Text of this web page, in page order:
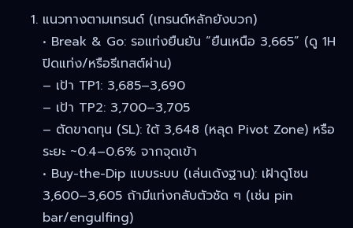
แนวทางตามเทรนด์ (เทรนด์หลักยังบวก)
• Break & Go: รอแท่งยืนยัน “ยืนเหนือ 3,665” (ดู 1H
ปิดแท่ง/หรือรีเทสต์ผ่าน)
– เป้า TP1: 3,685–3,690
– เป้า TP2: 3,700–3,705
– ตัดขาดทุน (SL): ใต้ 3,648 (หลุด Pivot Zone) หรือ
ระยะ ~0.4–0.6% จากจุดเข้า
• Buy-the-Dip แบบระบบ (เล่นเด้งฐาน): เฝ้าดูโซน
3,600–3,605 ถ้ามีแท่งกลับตัวชัด ๆ (เช่น pin
bar/engulfing)